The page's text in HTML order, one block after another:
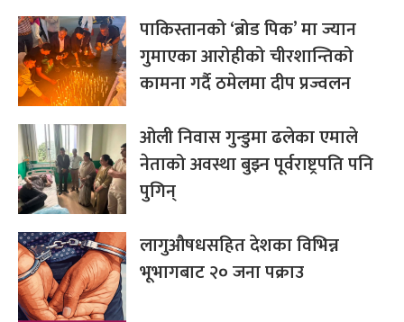
पाकिस्तानको ‘ब्रोड पिक’ मा ज्यान
गुमाएका आरोहीको चीरशान्तिको
कामना गर्दै ठमेलमा दीप प्रज्वलन
ओली निवास गुन्डुमा ढलेका एमाले
नेताको अवस्था बुझ्न पूर्वराष्ट्रपति पनि
पुगिन्
लागुऔषधसहित देशका विभिन्न
भूभागबाट २० जना पक्राउ